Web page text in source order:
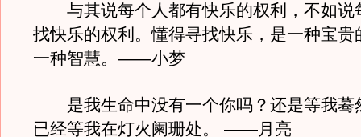
与其说每个人都有快乐的权利，不如说
找快乐的权利。懂得寻找快乐，是一种宝贵
一种智慧。——小梦
是我生命中没有一个你吗？还是等我蓦
已经等我在灯火阑珊处。 ——月亮